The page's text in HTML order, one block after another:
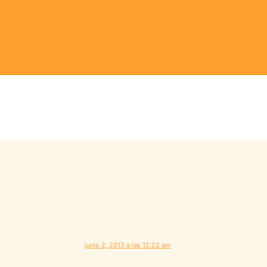
junio 2, 2013 a las 12:22 am